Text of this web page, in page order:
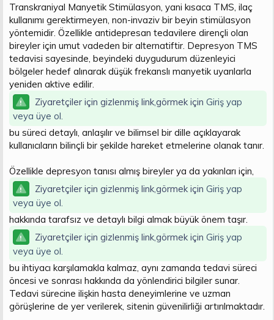
Transkraniyal Manyetik Stimülasyon, yani kısaca TMS, ilaç
kullanımı gerektirmeyen, non-invaziv bir beyin stimülasyon
yöntemidir. Özellikle antidepresan tedavilere dirençli olan
bireyler için umut vadeden bir alternatiftir. Depresyon TMS
tedavisi sayesinde, beyindeki duygudurum düzenleyici
bölgeler hedef alınarak düşük frekanslı manyetik uyarılarla
yeniden aktive edilir.
Ziyaretçiler için gizlenmiş link,görmek için Giriş yap
veya üye ol.
bu süreci detaylı, anlaşılır ve bilimsel bir dille açıklayarak
kullanıcıların bilinçli bir şekilde hareket etmelerine olanak tanır.
Özellikle depresyon tanısı almış bireyler ya da yakınları için,
Ziyaretçiler için gizlenmiş link,görmek için Giriş yap
veya üye ol.
hakkında tarafsız ve detaylı bilgi almak büyük önem taşır.
Ziyaretçiler için gizlenmiş link,görmek için Giriş yap
veya üye ol.
bu ihtiyacı karşılamakla kalmaz, aynı zamanda tedavi süreci
öncesi ve sonrası hakkında da yönlendirici bilgiler sunar.
Tedavi sürecine ilişkin hasta deneyimlerine ve uzman
görüşlerine de yer verilerek, sitenin güvenilirliği artırılmaktadır.